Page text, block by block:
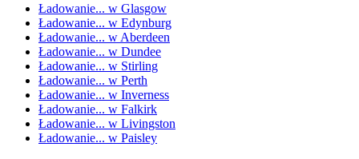
Ładowanie... w Glasgow
Ładowanie... w Edynburg
Ładowanie... w Aberdeen
Ładowanie... w Dundee
Ładowanie... w Stirling
Ładowanie... w Perth
Ładowanie... w Inverness
Ładowanie... w Falkirk
Ładowanie... w Livingston
Ładowanie... w Paisley